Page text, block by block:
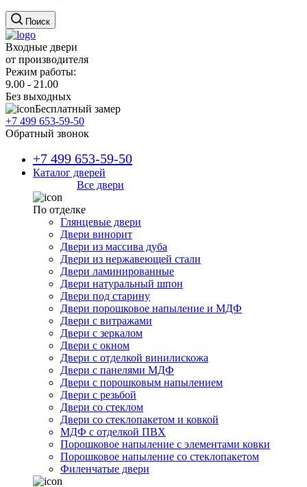
Поиск
Входные двери
от производителя
Режим работы:
9.00 - 21.00
Без выходных
Бесплатный замер
+7 499 653-59-50
Обратный звонок
+7 499 653-59-50
Каталог дверей
Все двери
По отделке
Глянцевые двери
Двери винорит
Двери из массива дуба
Двери из нержавеющей стали
Двери ламинированные
Двери натуральный шпон
Двери под старину
Двери порошковое напыление и МДФ
Двери с витражами
Двери с зеркалом
Двери с окном
Двери с отделкой винилискожа
Двери с панелями МДФ
Двери с порошковым напылением
Двери с резьбой
Двери со стеклом
Двери со стеклопакетом и ковкой
МДФ с отделкой ПВХ
Порошковое напыление с элементами ковки
Порошковое напыление со стеклопакетом
Филенчатые двери